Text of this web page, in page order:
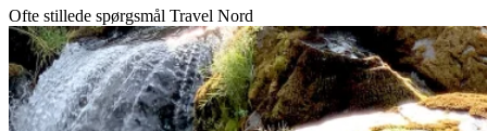
Ofte stillede spørgsmål Travel Nord